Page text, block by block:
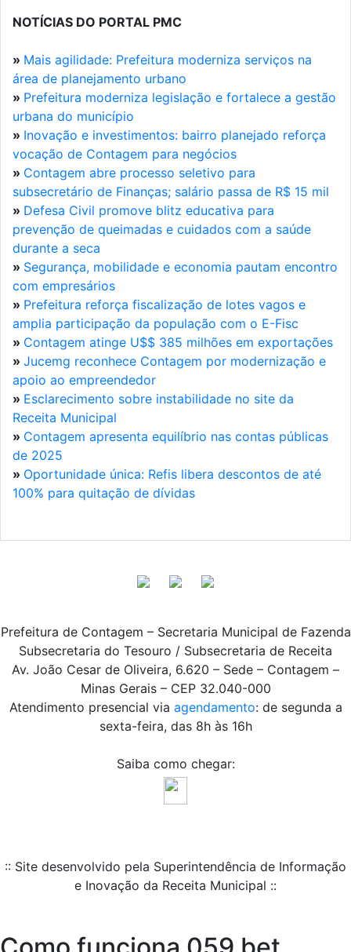
NOTÍCIAS DO PORTAL PMC
» Mais agilidade: Prefeitura moderniza serviços na
área de planejamento urbano
» Prefeitura moderniza legislação e fortalece a gestão
urbana do município
» Inovação e investimentos: bairro planejado reforça
vocação de Contagem para negócios
» Contagem abre processo seletivo para
subsecretário de Finanças; salário passa de R$ 15 mil
» Defesa Civil promove blitz educativa para
prevenção de queimadas e cuidados com a saúde
durante a seca
» Segurança, mobilidade e economia pautam encontro
com empresários
» Prefeitura reforça fiscalização de lotes vagos e
amplia participação da população com o E-Fisc
» Contagem atinge U$$ 385 milhões em exportações
» Jucemg reconhece Contagem por modernização e
apoio ao empreendedor
» Esclarecimento sobre instabilidade no site da
Receita Municipal
» Contagem apresenta equilíbrio nas contas públicas
de 2025
» Oportunidade única: Refis libera descontos de até
100% para quitação de dívidas
Prefeitura de Contagem – Secretaria Municipal de Fazenda
Subsecretaria do Tesouro / Subsecretaria de Receita
Av. João Cesar de Oliveira, 6.620 – Sede – Contagem –
Minas Gerais – CEP 32.040-000
Atendimento presencial via agendamento: de segunda a
sexta-feira, das 8h às 16h
Saiba como chegar:
:: Site desenvolvido pela Superintendência de Informação
e Inovação da Receita Municipal ::